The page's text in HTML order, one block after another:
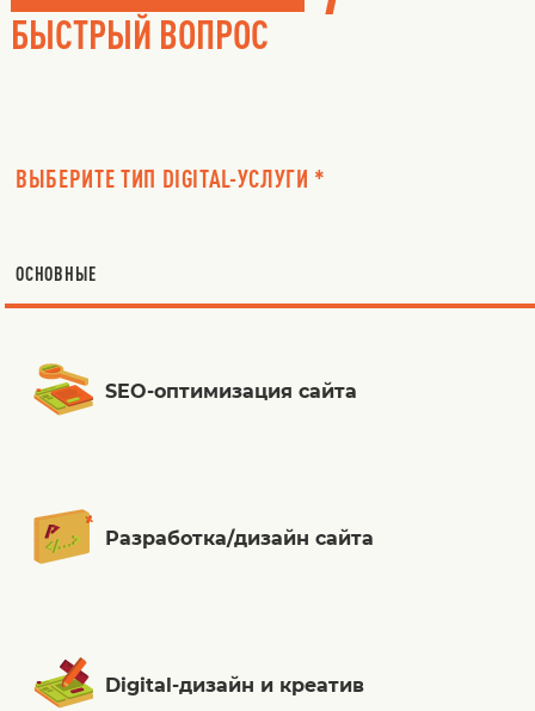
БЫСТРЫЙ ВОПРОС
ВЫБЕРИТЕ ТИП DIGITAL-УСЛУГИ *
ОСНОВНЫЕ
SEO-оптимизация сайта
Разработка/дизайн сайта
Digital-дизайн и креатив